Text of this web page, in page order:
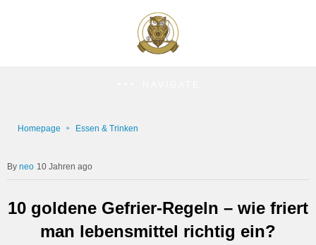
Homepage Essen & Trinken
neo 10 Jahren ago
10 goldene Gefrier-Regeln – wie friert
man lebensmittel richtig ein?